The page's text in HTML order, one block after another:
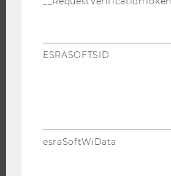
ORGANISATION DER FORSCHUNG
ESRASOFTSID
esraSoftWiData